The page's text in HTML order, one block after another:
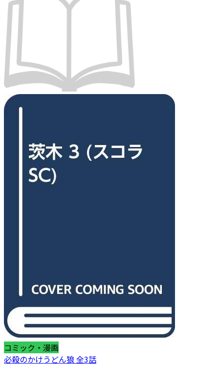
コミック・漫画
必殺のかけうどん狼 全3話